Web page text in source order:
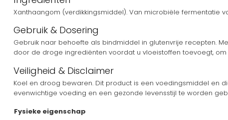
Xanthaangom (verdikkingsmiddel). Van microbiële fermentatie
Gebruik & Dosering
Gebruik naar behoefte als bindmiddel in glutenvrije recepten.
door de droge ingrediënten voordat u vloeistoffen toevoegt,
Veiligheid & Disclaimer
Koel en droog bewaren. Dit product is een voedingsmiddel en
evenwichtige voeding en een gezonde levensstijl te worden
Fysieke eigenschap